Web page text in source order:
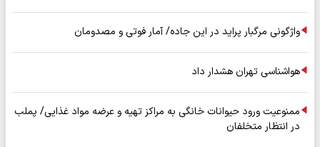
واژگونی مرگبار پراید در این جاده/ آمار فوتی و مصدومان
هواشناسی تهران هشدار داد
ممنوعیت ورود حیوانات خانگی به مراکز تهیه و عرضه مواد غذایی/ پملب
در انتظار متخلفان